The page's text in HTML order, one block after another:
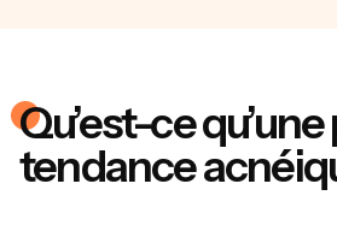
Qu’est-ce
tendance